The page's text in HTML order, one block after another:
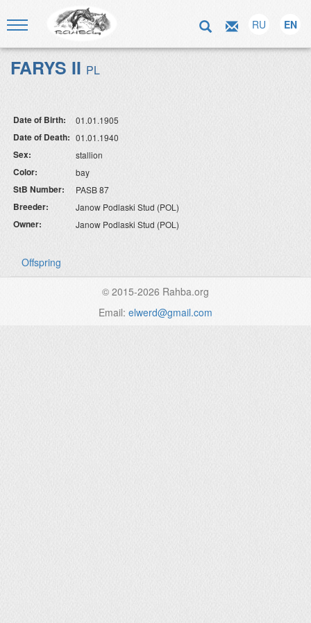
RU EN
FARYS II PL
Date of Birth: 01.01.1905
Date of Death: 01.01.1940
Sex: stallion
Color: bay
StB Number: PASB 87
Breeder: Janow Podlaski Stud (POL)
Owner: Janow Podlaski Stud (POL)
Offspring
© 2015-2026 Rahba.org
Email: elwerd@gmail.com